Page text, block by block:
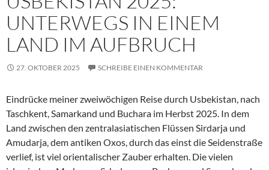
UNTERWEGS IN EINEM
LAND IM AUFBRUCH
27. OKTOBER 2025 SCHREIBE EINEN KOMMENTAR
Eindrücke meiner zweiwöchigen Reise durch Usbekistan, nach
Taschkent, Samarkand und Buchara im Herbst 2025. In dem
Land zwischen den zentralasiatischen Flüssen Sirdarja und
Amudarja, dem antiken Oxos, durch das einst die Seidenstraße
verlief, ist viel orientalischer Zauber erhalten. Die vielen